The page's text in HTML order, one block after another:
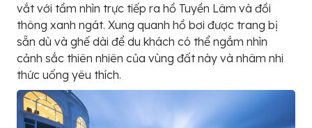
vắt với tầm nhìn trực tiếp ra hồ Tuyền Lâm và đồi
thông xanh ngát. Xung quanh hồ bơi được trang bị
sẵn dù và ghế dài để du khách có thể ngắm nhìn
cảnh sắc thiên nhiên của vùng đất này và nhâm nhi
thức uống yêu thích.